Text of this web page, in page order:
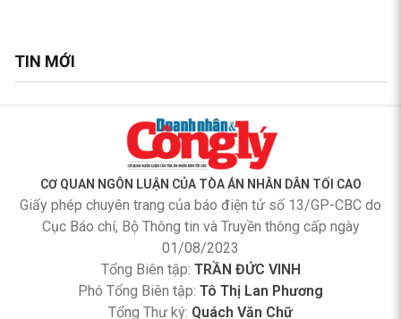
TIN MỚI
CƠ QUAN NGÔN LUẬN CỦA TÒA ÁN NHÂN DÂN TỐI CAO
Giấy phép chuyên trang của báo điện tử số 13/GP-CBC do
Cục Báo chí, Bộ Thông tin và Truyền thông cấp ngày
01/08/2023
Tổng Biên tập: TRẦN ĐỨC VINH
Phó Tổng Biên tập: Tô Thị Lan Phương
Tổng Thư ký: Quách Văn Chữ